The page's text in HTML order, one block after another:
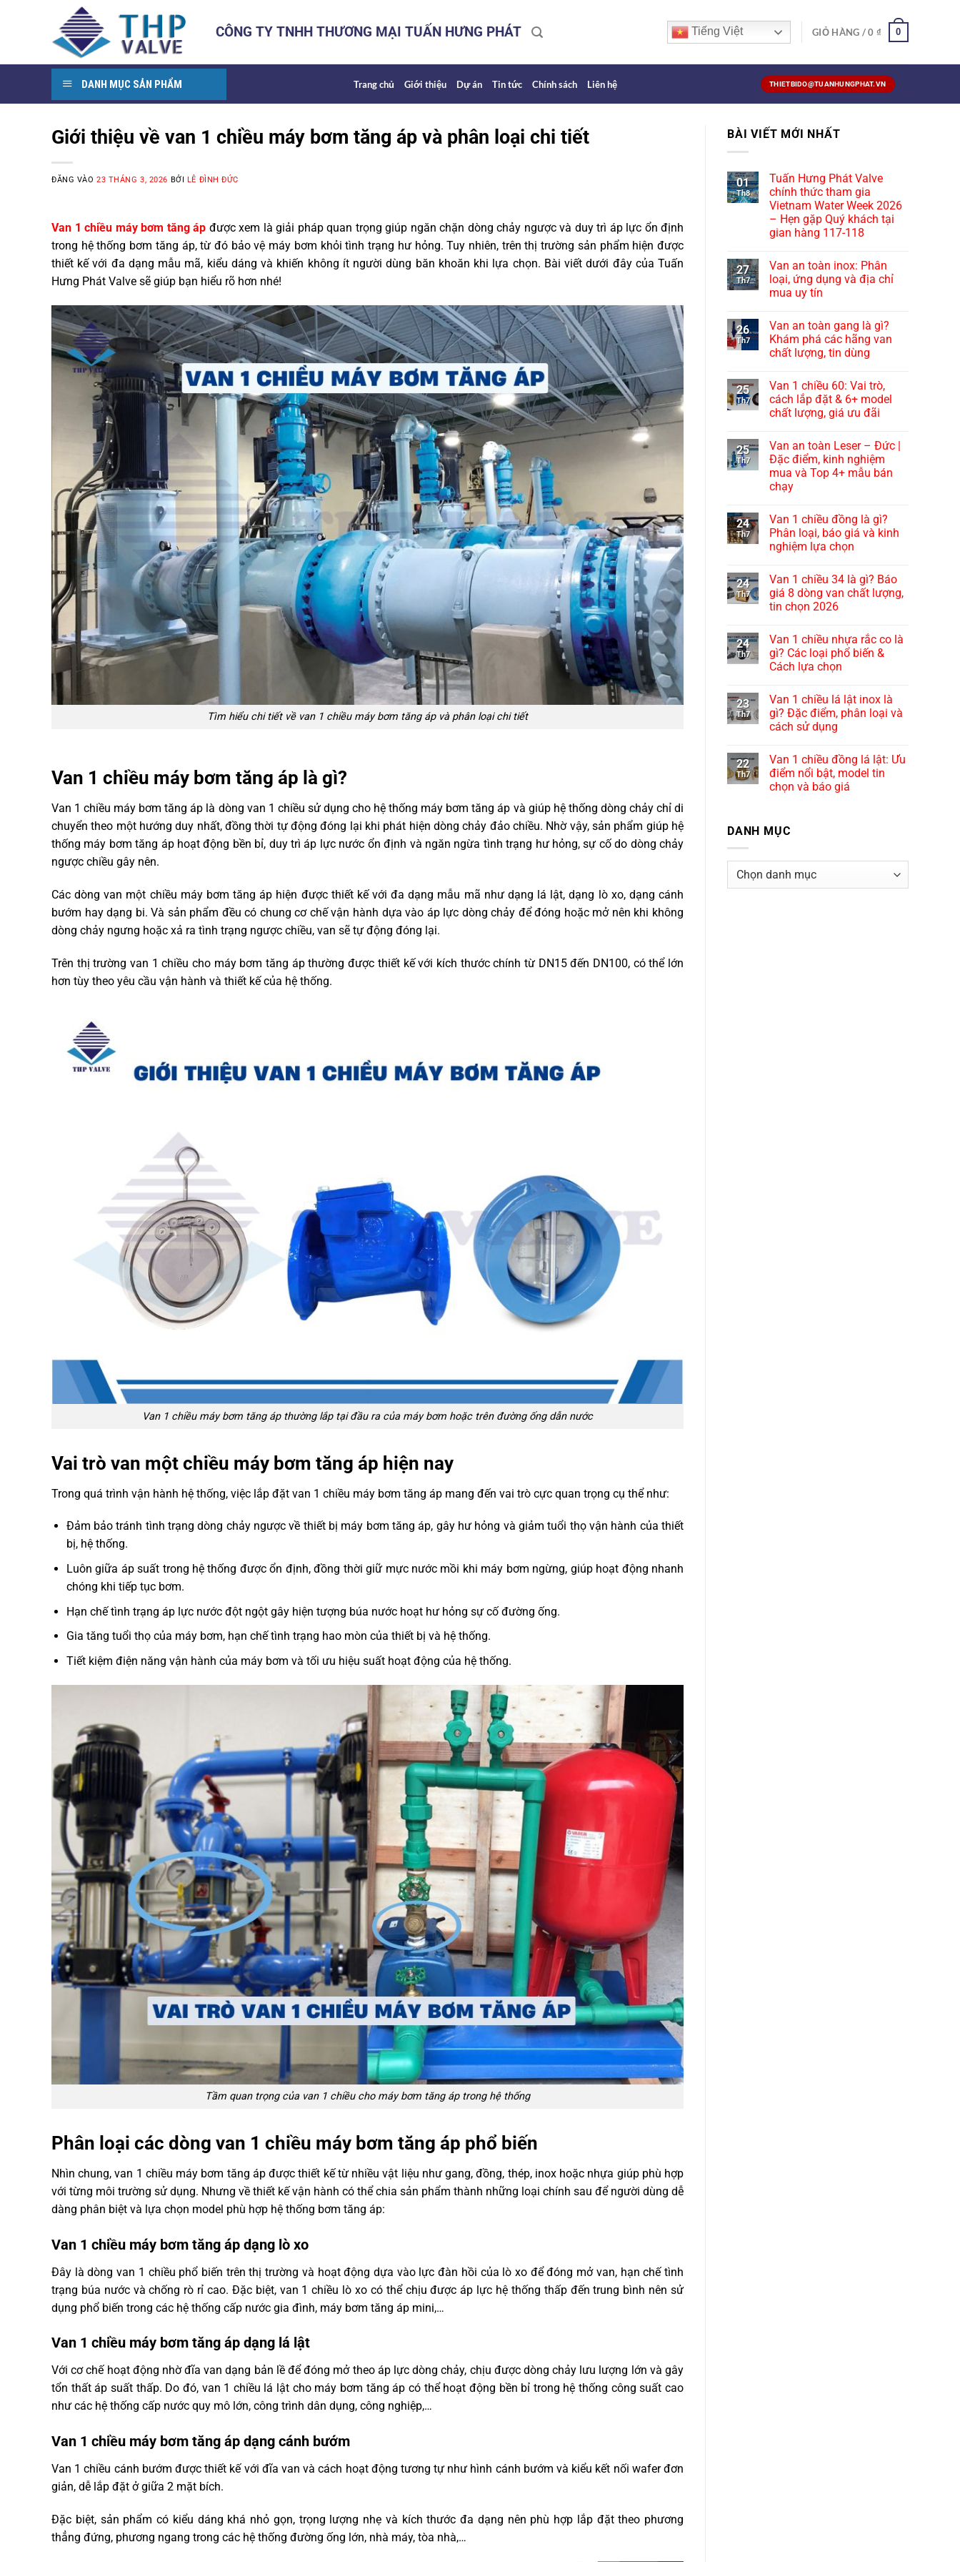
dung
CÔNG TY TNHH THƯƠNG MẠI TUẤN HƯNG PHÁT Tiếng Việt GIỎ HÀNG /0 ₫ 0
DANH MỤC SẢN PHẨM Trang chủ Giới thiệu Dự án Tin tức Chính sách Liên hệ THIETBIDO@TUANHUNGPHAT.VN
Giới thiệu về van 1 chiều máy bơm tăng áp và phân loại chi tiết
ĐĂNG VÀO23 THÁNG 3, 2026 BỞI LÊ ĐÌNH ĐỨC
Van 1 chiều máy bơm tăng áp được xem là giải pháp quan trọng giúp ngăn chặn dòng chảy ngược và duy trì áp lực ổn định
trong hệ thống bơm tăng áp, từ đó bảo vệ máy bơm khỏi tình trạng hư hỏng. Tuy nhiên, trên thị trường sản phẩm hiện được
thiết kế với đa dạng mẫu mã, kiểu dáng và khiến không ít người dùng băn khoăn khi lựa chọn. Bài viết dưới đây của Tuấn
Hưng Phát Valve sẽ giúp bạn hiểu rõ hơn nhé!
Tìm hiểu chi tiết về van 1 chiều máy bơm tăng áp và phân loại chi tiết
Van 1 chiều máy bơm tăng áp là gì?
Van 1 chiều máy bơm tăng áp là dòng van 1 chiều sử dụng cho hệ thống máy bơm tăng áp và giúp hệ thống dòng chảy chỉ di
chuyển theo một hướng duy nhất, đồng thời tự động đóng lại khi phát hiện dòng chảy đảo chiều. Nhờ vậy, sản phẩm giúp hệ
thống máy bơm tăng áp hoạt động bền bỉ, duy trì áp lực nước ổn định và ngăn ngừa tình trạng hư hỏng, sự cố do dòng chảy
ngược chiều gây nên.
Các dòng van một chiều máy bơm tăng áp hiện được thiết kế với đa dạng mẫu mã như dạng lá lật, dạng lò xo, dạng cánh
bướm hay dạng bi. Và sản phẩm đều có chung cơ chế vận hành dựa vào áp lực dòng chảy để đóng hoặc mở nên khi không
dòng chảy ngưng hoặc xả ra tình trạng ngược chiều, van sẽ tự động đóng lại.
Trên thị trường van 1 chiều cho máy bơm tăng áp thường được thiết kế với kích thước chính từ DN15 đến DN100, có thể lớn
hơn tùy theo yêu cầu vận hành và thiết kế của hệ thống.
Van 1 chiều máy bơm tăng áp thường lắp tại đầu ra của máy bơm hoặc trên đường ống dẫn nước
Vai trò van một chiều máy bơm tăng áp hiện nay
Trong quá trình vận hành hệ thống, việc lắp đặt van 1 chiều máy bơm tăng áp mang đến vai trò cực quan trọng cụ thể như:
Đảm bảo tránh tình trạng dòng chảy ngược về thiết bị máy bơm tăng áp, gây hư hỏng và giảm tuổi thọ vận hành của thiết
bị, hệ thống.
Luôn giữa áp suất trong hệ thống được ổn định, đồng thời giữ mực nước mồi khi máy bơm ngừng, giúp hoạt động nhanh
chóng khi tiếp tục bơm.
Hạn chế tình trạng áp lực nước đột ngột gây hiện tượng búa nước hoạt hư hỏng sự cố đường ống.
Gia tăng tuổi thọ của máy bơm, hạn chế tình trạng hao mòn của thiết bị và hệ thống.
Tiết kiệm điện năng vận hành của máy bơm và tối ưu hiệu suất hoạt động của hệ thống.
Tầm quan trọng của van 1 chiều cho máy bơm tăng áp trong hệ thống
Phân loại các dòng van 1 chiều máy bơm tăng áp phổ biến
Nhìn chung, van 1 chiều máy bơm tăng áp được thiết kế từ nhiều vật liệu như gang, đồng, thép, inox hoặc nhựa giúp phù hợp
với từng môi trường sử dụng. Nhưng về thiết kế vận hành có thể chia sản phẩm thành những loại chính sau để người dùng dễ
dàng phân biệt và lựa chọn model phù hợp hệ thống bơm tăng áp:
Van 1 chiều máy bơm tăng áp dạng lò xo
Đây là dòng van 1 chiều phổ biến trên thị trường và hoạt động dựa vào lực đàn hồi của lò xo để đóng mở van, hạn chế tình
trạng búa nước và chống rò rỉ cao. Đặc biệt, van 1 chiều lò xo có thể chịu được áp lực hệ thống thấp đến trung bình nên sử
dụng phổ biến trong các hệ thống cấp nước gia đình, máy bơm tăng áp mini,…
Van 1 chiều máy bơm tăng áp dạng lá lật
Với cơ chế hoạt động nhờ đĩa van dạng bản lề để đóng mở theo áp lực dòng chảy, chịu được dòng chảy lưu lượng lớn và gây
tổn thất áp suất thấp. Do đó, van 1 chiều lá lật cho máy bơm tăng áp có thể hoạt động bền bỉ trong hệ thống công suất cao
như các hệ thống cấp nước quy mô lớn, công trình dân dụng, công nghiệp,…
Van 1 chiều máy bơm tăng áp dạng cánh bướm
Van 1 chiều cánh bướm được thiết kế với đĩa van và cách hoạt động tương tự như hình cánh bướm và kiểu kết nối wafer đơn
giản, dễ lắp đặt ở giữa 2 mặt bích.
Đặc biệt, sản phẩm có kiểu dáng khá nhỏ gọn, trọng lượng nhẹ và kích thước đa dạng nên phù hợp lắp đặt theo phương
thẳng đứng, phương ngang trong các hệ thống đường ống lớn, nhà máy, tòa nhà,…
BÀI VIẾT MỚI NHẤT
01
Th8
Tuấn Hưng Phát Valve
chính thức tham gia
Vietnam Water Week 2026
– Hẹn gặp Quý khách tại
gian hàng 117-118
27
Th7
Van an toàn inox: Phân
loại, ứng dụng và địa chỉ
mua uy tín
26
Th7
Van an toàn gang là gì?
Khám phá các hãng van
chất lượng, tin dùng
25
Th7
Van 1 chiều 60: Vai trò,
cách lắp đặt & 6+ model
chất lượng, giá ưu đãi
25
Th7
Van an toàn Leser – Đức |
Đặc điểm, kinh nghiệm
mua và Top 4+ mẫu bán
chạy
24
Th7
Van 1 chiều đồng là gì?
Phân loại, báo giá và kinh
nghiệm lựa chọn
24
Th7
Van 1 chiều 34 là gì? Báo
giá 8 dòng van chất lượng,
tin chọn 2026
24
Th7
Van 1 chiều nhựa rắc co là
gì? Các loại phổ biến &
Cách lựa chọn
23
Th7
Van 1 chiều lá lật inox là
gì? Đặc điểm, phân loại và
cách sử dụng
22
Th7
Van 1 chiều đồng lá lật: Ưu
điểm nổi bật, model tin
chọn và báo giá
DANH MỤC
Danh